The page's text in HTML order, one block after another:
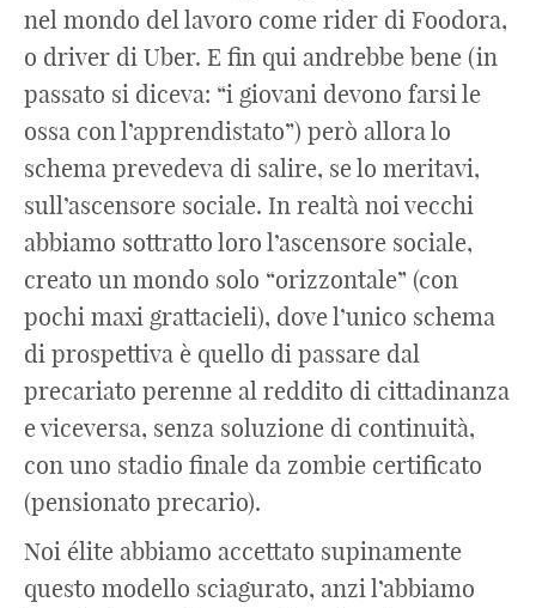
nel mondo del lavoro come rider di Foodora,
o driver di Uber. E fin qui andrebbe bene (in
passato si diceva: “i giovani devono farsi le
ossa con l’apprendistato”) però allora lo
schema prevedeva di salire, se lo meritavi,
sull’ascensore sociale. In realtà noi vecchi
abbiamo sottratto loro l’ascensore sociale,
creato un mondo solo “orizzontale” (con
pochi maxi grattacieli), dove l’unico schema
di prospettiva è quello di passare dal
precariato perenne al reddito di cittadinanza
e viceversa, senza soluzione di continuità,
con uno stadio finale da zombie certificato
(pensionato precario).
Noi élite abbiamo accettato supinamente
questo modello sciagurato, anzi l’abbiamo